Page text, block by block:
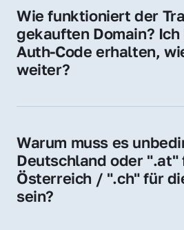
Wie funktioniert der
gekauften Domain? Ich
Auth-Code erhalten,
weiter?
Provider, die Domain zu
schnellen Prozess.
Warum muss es
Deutschland oder ".at"
Österreich / ".ch" für
sein?